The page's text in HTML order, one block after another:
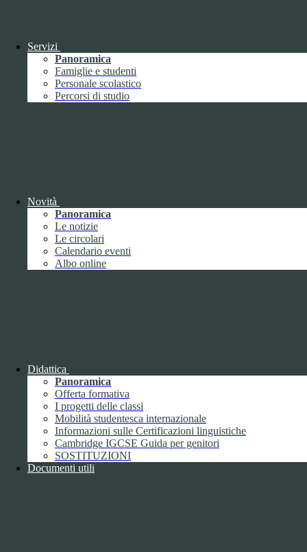
Servizi
Panoramica
Famiglie e studenti
Personale scolastico
Percorsi di studio
Novità
Panoramica
Le notizie
Le circolari
Calendario eventi
Albo online
Didattica
Panoramica
Offerta formativa
I progetti delle classi
Mobilità studentesca internazionale
Informazioni sulle Certificazioni linguistiche
Cambridge IGCSE Guida per genitori
SOSTITUZIONI
Documenti utili
Novembre
Dicembre1
Marzo
Aprile
Maggio
Giugno
1
Luglio
Agosto
2018
Gennaio
Febbraio
Marzo
Aprile